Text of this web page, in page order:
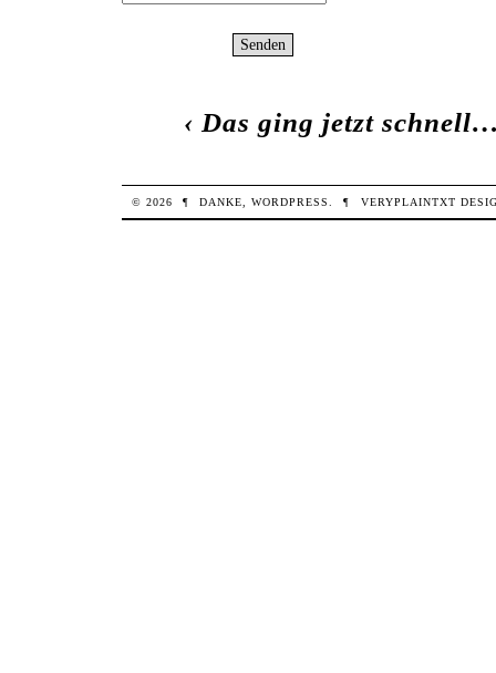
‹ Das ging jetzt
© 2026 ¶ DANKE,WORDPRESS. ¶ VERYPLAINTXT